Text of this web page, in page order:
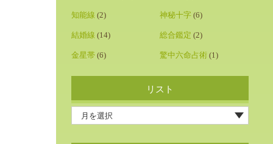
知能線 (2) 神秘十字 (6)
結婚線 (14) 総合鑑定 (2)
金星帯 (6) 驚中六命占術 (1)
リスト